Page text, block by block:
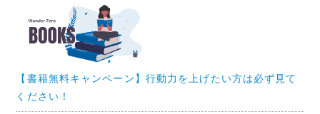
【書籍無料キャンペーン】行動力を上げたい方は必ず見て
ください！